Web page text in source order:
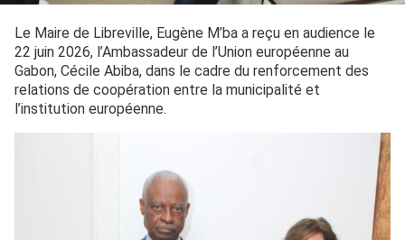
Le Maire de Libreville, Eugène M’ba a reçu en audience le
22 juin 2026, l’Ambassadeur de l’Union européenne au
Gabon, Cécile Abiba, dans le cadre du renforcement des
relations de coopération entre la municipalité et
l’institution européenne.